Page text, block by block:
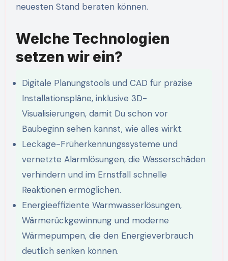
neuesten Stand beraten können.
Welche Technologien
setzen wir ein?
Digitale Planungstools und CAD für präzise
Installationspläne, inklusive 3D-
Visualisierungen, damit Du schon vor
Baubeginn sehen kannst, wie alles wirkt.
Leckage-Früherkennungssysteme und
vernetzte Alarmlösungen, die Wasserschäden
verhindern und im Ernstfall schnelle
Reaktionen ermöglichen.
Energieeffiziente Warmwasserlösungen,
Wärmerückgewinnung und moderne
Wärmepumpen, die den Energieverbrauch
deutlich senken können.